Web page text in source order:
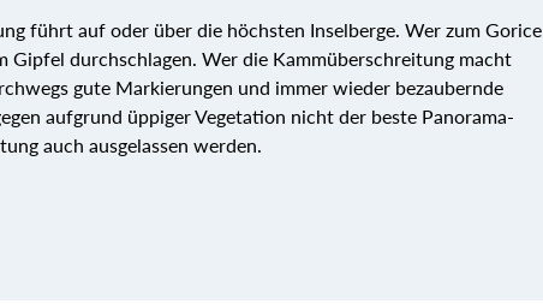
führt auf oder über die höchsten Inselberge. Wer zum Gorice
Gipfel durchschlagen. Wer die Kammüberschreitung macht
gute Markierungen und immer wieder bezaubernde
aufgrund üppiger Vegetation nicht der beste Panorama-
auch ausgelassen werden.